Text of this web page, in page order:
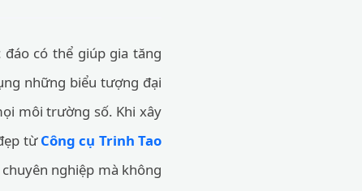
có thể giúp gia tăng
những biểu tượng đại
môi trường số. Khi xây
từCông cụ Trinh Tao
nghiệp mà không